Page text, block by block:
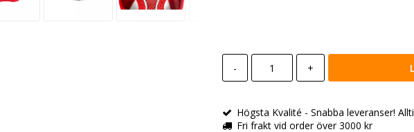
- +
Högsta Kvalité - Snabba leveranser!
Fri frakt vid order över 3000 kr